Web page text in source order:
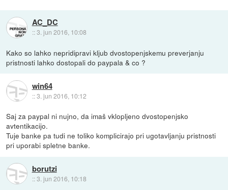
AC_DC
::3. jun 2016, 10:08
Kako so lahko nepridipravi kljub dvostopenjskemu preverjanju
pristnosti lahko dostopali do paypala & co ?
win64
::3. jun 2016, 10:12
Saj za paypal ni nujno, da imaš vklopljeno dvostopenjsko
avtentikacijo.
Tuje banke pa tudi ne toliko komplicirajo pri ugotavljanju pristnosti
pri uporabi spletne banke.
borutzi
::3. jun 2016, 10:18